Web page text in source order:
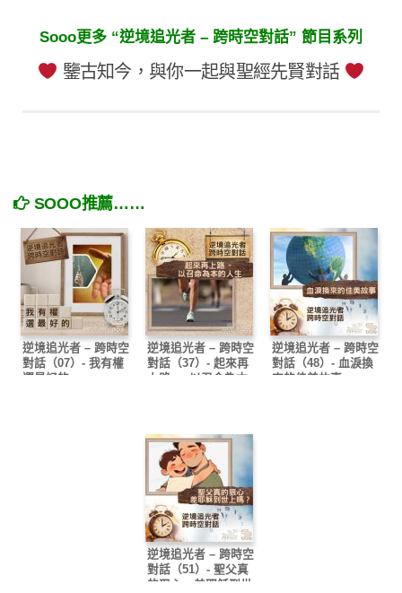
Sooo更多 “逆境追光者 – 跨時空對話” 節目系列
鑒古知今，與你一起與聖經先賢對話
SOOO推薦……
逆境追光者 – 跨時空
對話（07）- 我有權
選最好的
逆境追光者 – 跨時空
對話（37）- 起來再
上路 — 以召命為本
逆境追光者 – 跨時空
對話（48）- 血淚換
來的佳美故事
逆境追光者 – 跨時空
對話（51）- 聖父真
的狠心 差耶穌到世